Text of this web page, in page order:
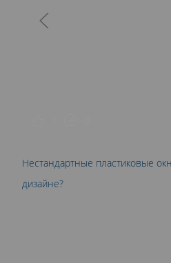
Нестандартные пластиковые
дизайне?